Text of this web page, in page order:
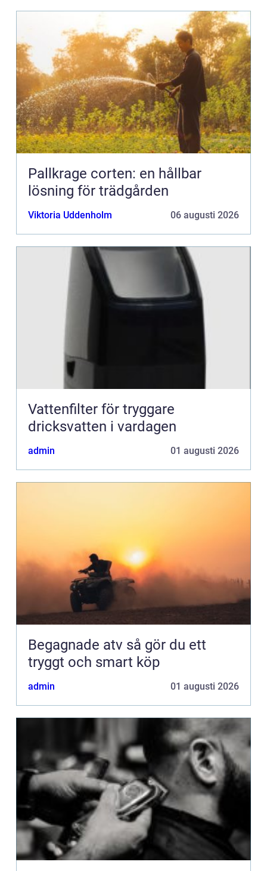
Pallkrage corten: en hållbar
lösning för trädgården
Viktoria Uddenholm 06 augusti 2026
Vattenfilter för tryggare
dricksvatten i vardagen
admin 01 augusti 2026
Begagnade atv så gör du ett
tryggt och smart köp
admin 01 augusti 2026